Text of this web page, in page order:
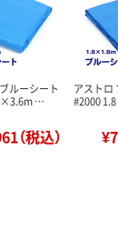
ルーシート
…
（税込）
アストロ
#2000